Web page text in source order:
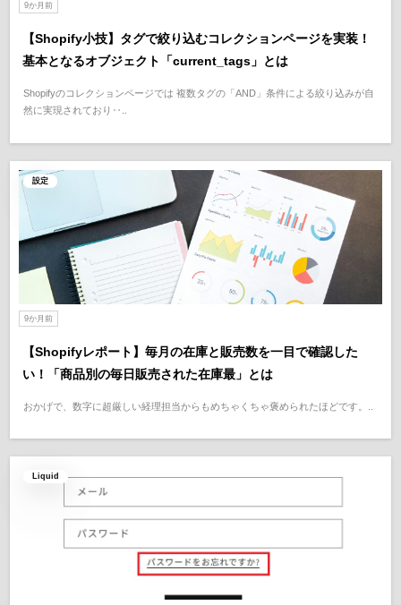
9か月前
【Shopify小技】タグで絞り込むコレクションページを実装！
基本となるオブジェクト「current_tags」とは
Shopifyのコレクションページでは 複数タグの「AND」条件による絞り込みが自
然に実現されており‥..
設定
9か月前
【Shopifyレポート】毎月の在庫と販売数を一目で確認した
い！「商品別の毎日販売された在庫最」とは
おかげで、数字に超厳しい経理担当からもめちゃくちゃ褒められたほどです。..
Liquid